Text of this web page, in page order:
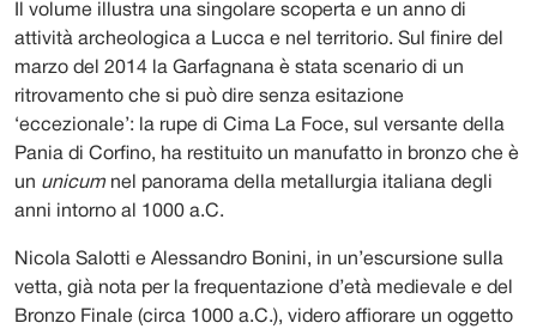
Il volume illustra una singolare scoperta e un anno di
attività archeologica a Lucca e nel territorio. Sul finire del
marzo del 2014 la Garfagnana è stata scenario di un
ritrovamento che si può dire senza esitazione
‘eccezionale’: la rupe di Cima La Foce, sul versante della
Pania di Corfino, ha restituito un manufatto in bronzo che è
un unicum nel panorama della metallurgia italiana degli
anni intorno al 1000 a.C.
Nicola Salotti e Alessandro Bonini, in un’escursione sulla
vetta, già nota per la frequentazione d’età medievale e del
Bronzo Finale (circa 1000 a.C.), videro affiorare un oggetto